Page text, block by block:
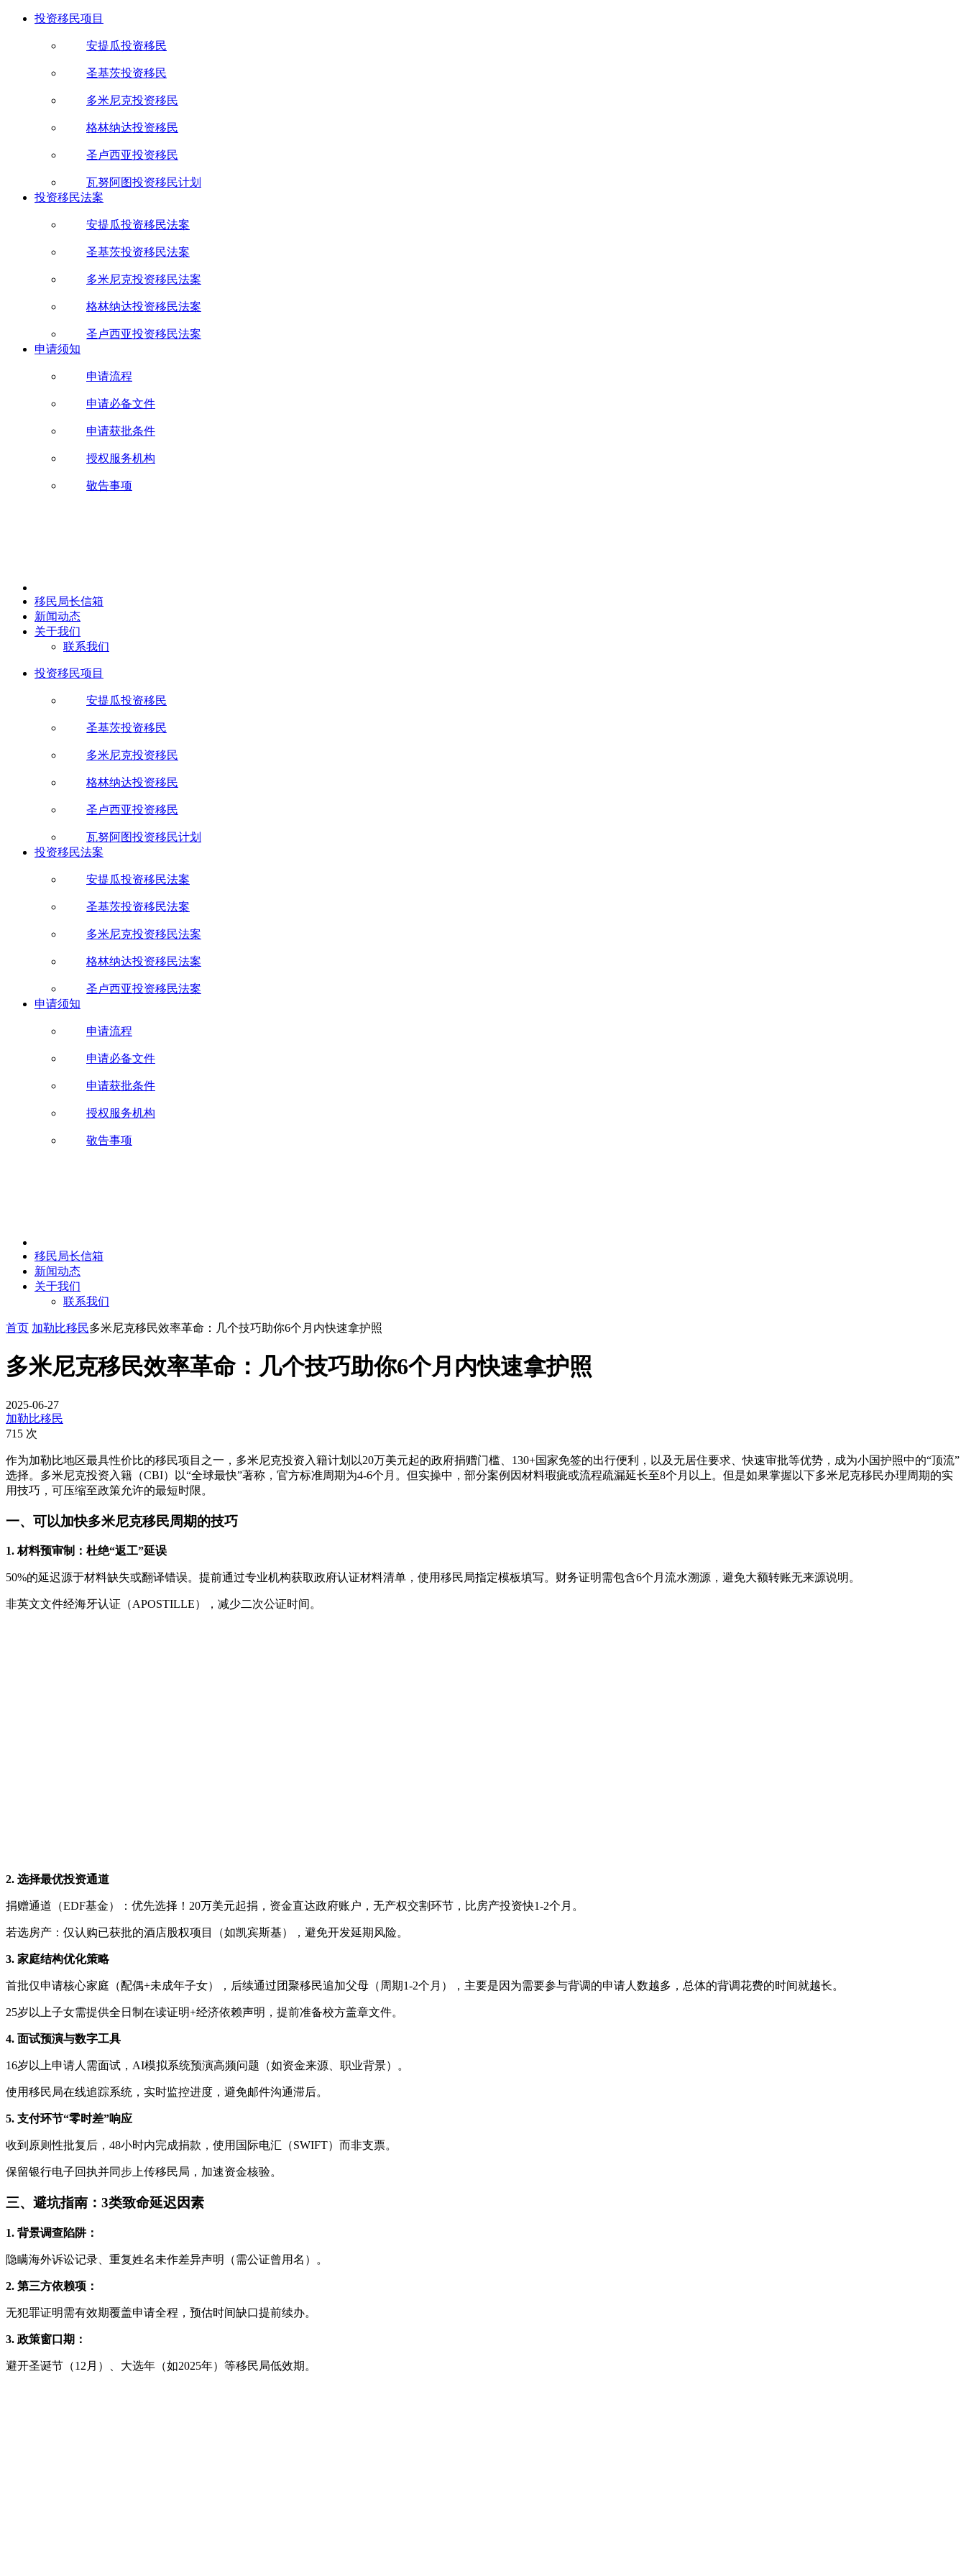
投资移民项目
安提瓜投资移民
圣基茨投资移民
多米尼克投资移民
格林纳达投资移民
圣卢西亚投资移民
瓦努阿图投资移民计划
投资移民法案
安提瓜投资移民法案
圣基茨投资移民法案
多米尼克投资移民法案
格林纳达投资移民法案
圣卢西亚投资移民法案
申请须知
申请流程
申请必备文件
申请获批条件
授权服务机构
敬告事项
移民局长信箱
新闻动态
关于我们
联系我们
投资移民项目
安提瓜投资移民
圣基茨投资移民
多米尼克投资移民
格林纳达投资移民
圣卢西亚投资移民
瓦努阿图投资移民计划
投资移民法案
安提瓜投资移民法案
圣基茨投资移民法案
多米尼克投资移民法案
格林纳达投资移民法案
圣卢西亚投资移民法案
申请须知
申请流程
申请必备文件
申请获批条件
授权服务机构
敬告事项
移民局长信箱
新闻动态
关于我们
联系我们
首页 加勒比移民多米尼克移民效率革命：几个技巧助你6个月内快速拿护照
多米尼克移民效率革命：几个技巧助你6个月内快速拿护照
2025-06-27
加勒比移民
715 次
作为加勒比地区最具性价比的移民项目之一，多米尼克投资入籍计划以20万美元起的政府捐赠门槛、130+国家免签的出行便利，以及无居住要求、快速审批等优势，成为小国护照中的“顶流”
选择。多米尼克投资入籍（CBI）以“全球最快”著称，官方标准周期为4-6个月。但实操中，部分案例因材料瑕疵或流程疏漏延长至8个月以上。但是如果掌握以下多米尼克移民办理周期的实
用技巧，可压缩至政策允许的最短时限。
一、可以加快多米尼克移民周期的技巧
1. 材料预审制：杜绝“返工”延误
50%的延迟源于材料缺失或翻译错误。提前通过专业机构获取政府认证材料清单，使用移民局指定模板填写。财务证明需包含6个月流水溯源，避免大额转账无来源说明。
非英文文件经海牙认证（APOSTILLE），减少二次公证时间。
2. 选择最优投资通道
捐赠通道（EDF基金）：优先选择！20万美元起捐，资金直达政府账户，无产权交割环节，比房产投资快1-2个月。
若选房产：仅认购已获批的酒店股权项目（如凯宾斯基），避免开发延期风险。
3. 家庭结构优化策略
首批仅申请核心家庭（配偶+未成年子女），后续通过团聚移民追加父母（周期1-2个月），主要是因为需要参与背调的申请人数越多，总体的背调花费的时间就越长。
25岁以上子女需提供全日制在读证明+经济依赖声明，提前准备校方盖章文件。
4. 面试预演与数字工具
16岁以上申请人需面试，AI模拟系统预演高频问题（如资金来源、职业背景）。
使用移民局在线追踪系统，实时监控进度，避免邮件沟通滞后。
5. 支付环节“零时差”响应
收到原则性批复后，48小时内完成捐款，使用国际电汇（SWIFT）而非支票。
保留银行电子回执并同步上传移民局，加速资金核验。
三、避坑指南：3类致命延迟因素
1. 背景调查陷阱：
隐瞒海外诉讼记录、重复姓名未作差异声明（需公证曾用名）。
2. 第三方依赖项：
无犯罪证明需有效期覆盖申请全程，预估时间缺口提前续办。
3. 政策窗口期：
避开圣诞节（12月）、大选年（如2025年）等移民局低效期。